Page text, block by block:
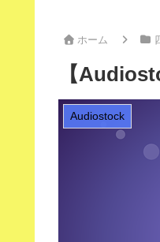
ホーム
【
Audiostock